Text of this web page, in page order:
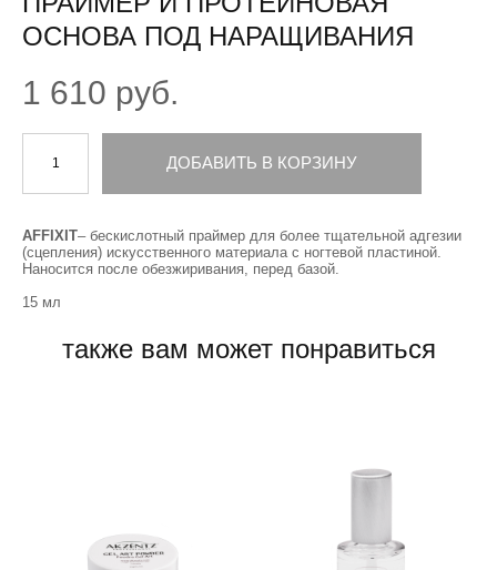
ОСНОВА ПОД НАРАЩИВАНИЯ
1 610 pуб.
ДОБАВИТЬ В КОРЗИНУ
AFFIXIT– бескислотный праймер для более тщательной адгезии
(сцепления) искусственного материала с ногтевой пластиной.
Наносится после обезжиривания, перед базой.
15 мл
также вам может понравиться